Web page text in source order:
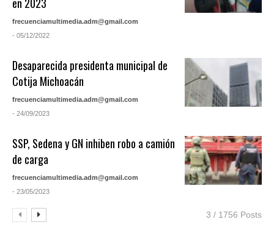
frecuenciamultimedia.adm@gmail.com
- 05/12/2022
Desaparecida presidenta municipal de
Cotija Michoacán
frecuenciamultimedia.adm@gmail.com
- 24/09/2023
SSP, Sedena y GN inhiben robo a camión
de carga
frecuenciamultimedia.adm@gmail.com
- 23/05/2023
3 / 1756 Posts